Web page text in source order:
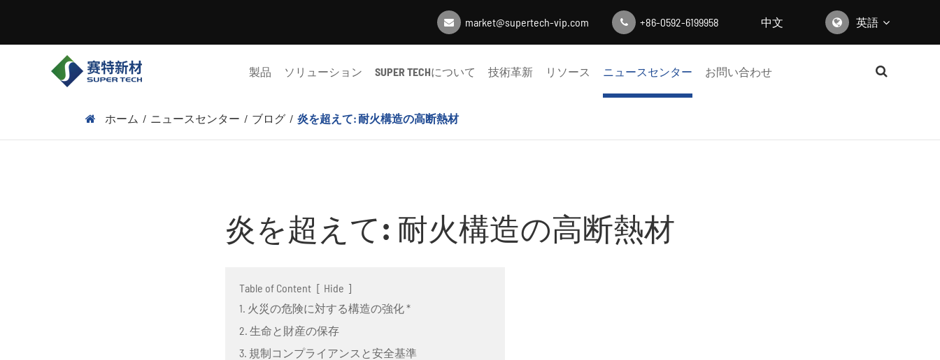
market@supertech-vip.com +86-0592-6199958 中文 英語
製品 ソリューション SUPER TECHについて 技術革新 リソース ニュースセンター お問い合わせ
ホーム ニュースセンター ブログ 炎を超えて: 耐火構造の高断熱材
炎を超えて: 耐火構造の高断熱材
Table of Content [ Hide ]
1. 火災の危険に対する構造の強化 *
2. 生命と財産の保存
3. 規制コンプライアンスと安全基準